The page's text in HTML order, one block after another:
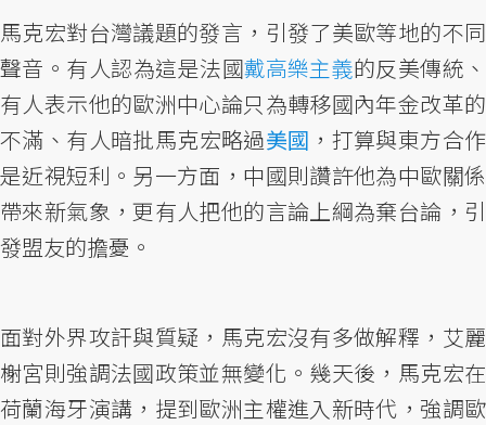
馬克宏對台灣議題的發言，引發了美歐等地的不同
聲音。有人認為這是法國戴高樂主義的反美傳統、
有人表示他的歐洲中心論只為轉移國內年金改革的
不滿、有人暗批馬克宏略過美國 ，打算與東方合作
是近視短利。另一方面，中國則讚許他為中歐關係
帶來新氣象，更有人把他的言論上綱為棄台論，引
發盟友的擔憂。
面對外界攻訐與質疑，馬克宏沒有多做解釋，艾麗
榭宮則強調法國政策並無變化。幾天後，馬克宏在
荷蘭海牙演講，提到歐洲主權進入新時代，強調歐